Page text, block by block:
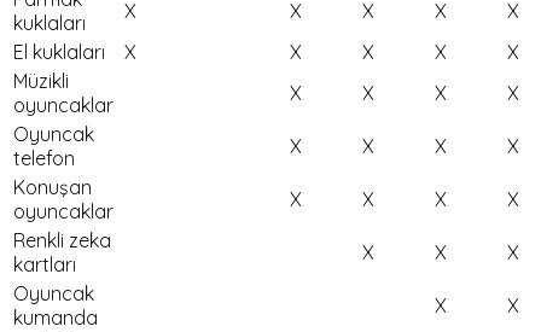
kuklaları
X X X X
X
El kuklaları
X X X X
X
Müzikli
oyuncaklar
X X X
X
Oyuncak
telefon
X X X
X
Konuşan
oyuncaklar
X X X
X
Renkli zeka
kartları
X X
X
Oyuncak
kumanda
X
X